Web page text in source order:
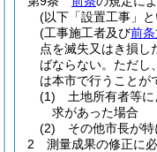
(以下「設置工事」
(工事施工者及び前
点を滅失又はき損し
ばならない。 ただし、
は本市で行うことが
(1)
土地所有者等
求があった場合
(2)
その他市長が
2
測量成果の修正に